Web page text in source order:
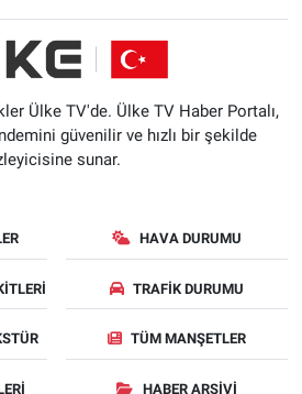
Ülke TV'de. Ülke TV Haber Portalı,
güvenilir ve hızlı bir şekilde
sunar.
HAVA DURUMU
TRAFIK DURUMU
TÜM MANŞETLER
HABER ARŞIVI